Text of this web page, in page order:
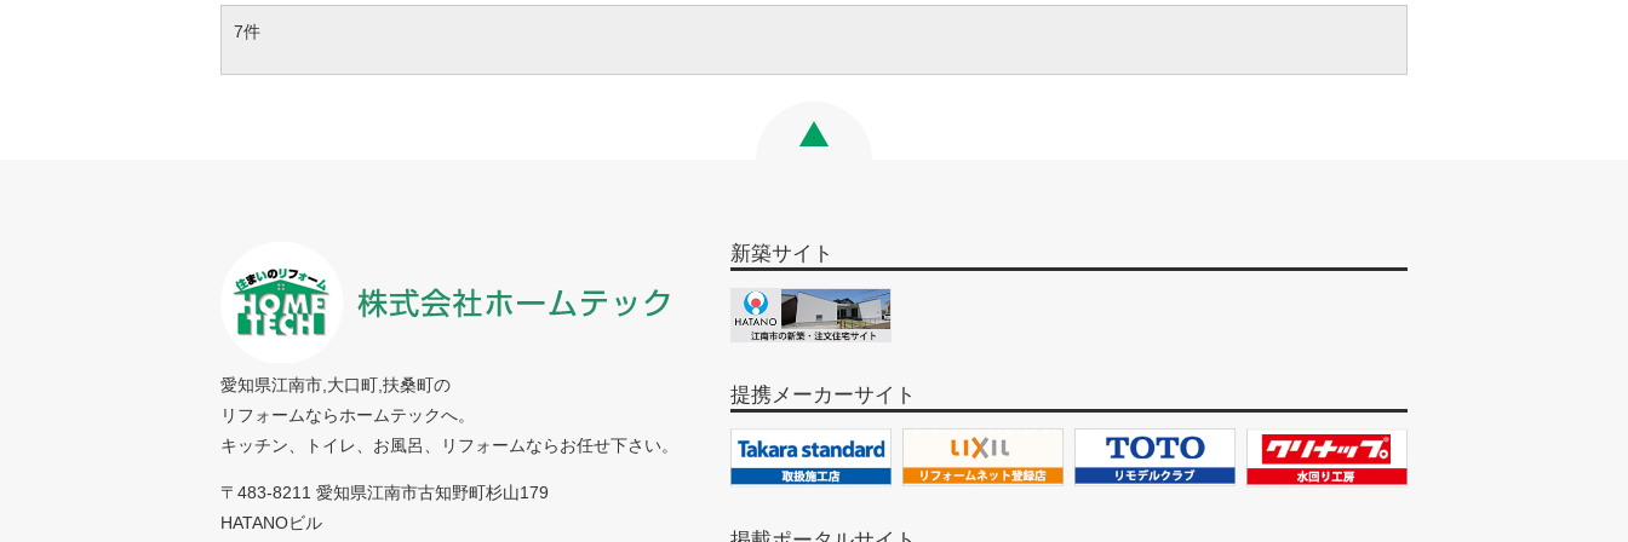
7件
愛知県江南市,大口町,扶桑町の
リフォームならホームテックへ。
キッチン、トイレ、お風呂、リフォームならお任せ下さい。
〒483-8211 愛知県江南市古知野町杉山179
HATANOビル
新築サイト
提携メーカーサイト